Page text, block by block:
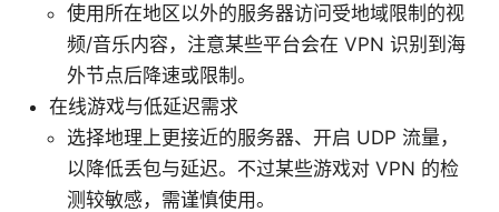
使用所在地区以外的服务器访问受地域限制的视
频/音乐内容，注意某些平台会在 VPN 识别到海
外节点后降速或限制。
在线游戏与低延迟需求
选择地理上更接近的服务器、开启 UDP 流量，
以降低丢包与延迟。不过某些游戏对 VPN 的检
测较敏感，需谨慎使用。